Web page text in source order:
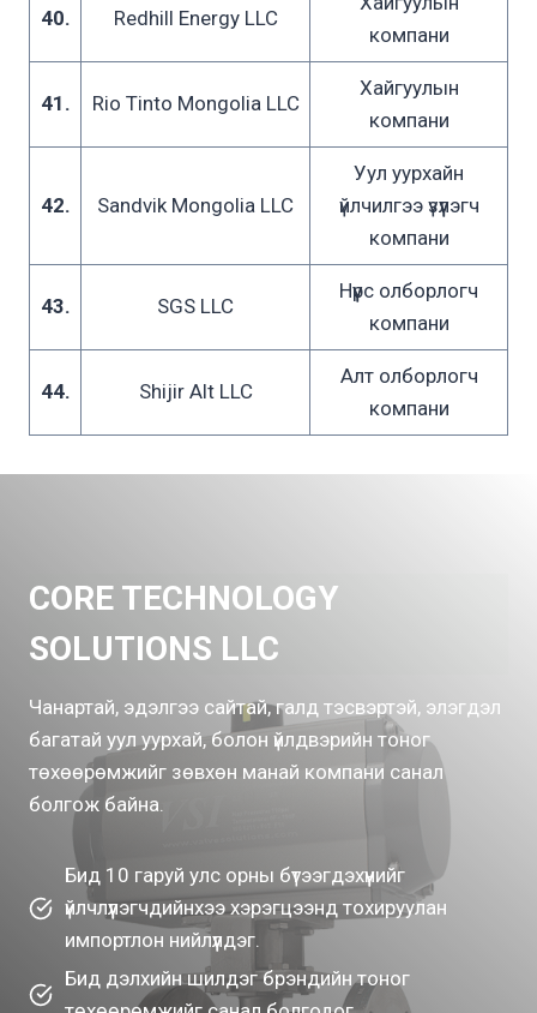
40. Redhill Energy LLC
компани
41. Rio Tinto Mongolia LLC
Хайгуулын
компани
42. Sandvik Mongolia LLC
Уул уурхайн
үйлчилгээ үзүүлэгч
компани
43. SGS LLC
Нүүрс олборлогч
компани
44. Shijir Alt LLC
Алт олборлогч
компани
CORE TECHNOLOGY
SOLUTIONS LLC
Чанартай, эдэлгээ сайтай, галд тэсвэртэй, элэгдэл
багатай уул уурхай, болон үйлдвэрийн тоног
төхөөрөмжийг зөвхөн манай компани санал
болгож байна.
Бид 10 гаруй улс орны бүтээгдэхүүнийг
үйлчлүүлэгчдийнхээ хэрэгцээнд тохируулан
импортлон нийлүүлдэг.
Бид дэлхийн шилдэг брэндийн тоног